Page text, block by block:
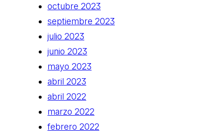
octubre 2023
septiembre 2023
julio 2023
junio 2023
mayo 2023
abril 2023
abril 2022
marzo 2022
febrero 2022